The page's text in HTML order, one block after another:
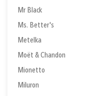
Mr Black
Ms. Better's
Metelka
Moët & Chandon
Mionetto
Miluron